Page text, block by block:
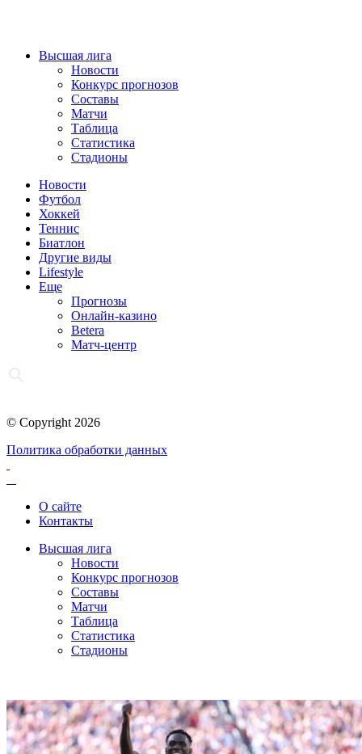
Высшая лига
Новости
Конкурс прогнозов
Составы
Матчи
Таблица
Статистика
Стадионы
Новости
Футбол
Хоккей
Теннис
Биатлон
Другие виды
Lifestyle
Еще
Прогнозы
Онлайн-казино
Betera
Матч-центр
© Copyright 2026
Политика обработки данных
О сайте
Контакты
Высшая лига
Новости
Конкурс прогнозов
Составы
Матчи
Таблица
Статистика
Стадионы